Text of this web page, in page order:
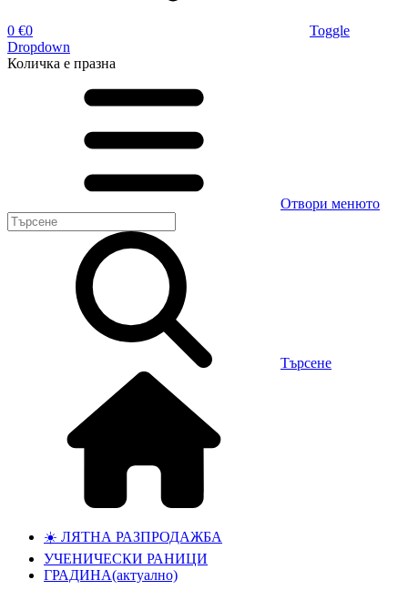
0 €0
Toggle
Dropdown
Количка е празна
Отвори менюто
Търсене
☀️ ЛЯТНА РАЗПРОДАЖБА
УЧЕНИЧЕСКИ РАНИЦИ
ГРАДИНА(актуално)